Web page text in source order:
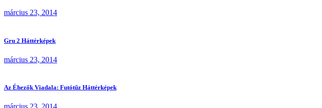
március 23, 2014
Gru 2 Háttérképek
március 23, 2014
Az Éhezők Viadala: Futótűz Háttérképek